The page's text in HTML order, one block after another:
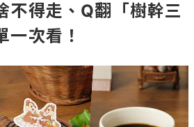
不得走、Q翻「樹幹三
一次看！